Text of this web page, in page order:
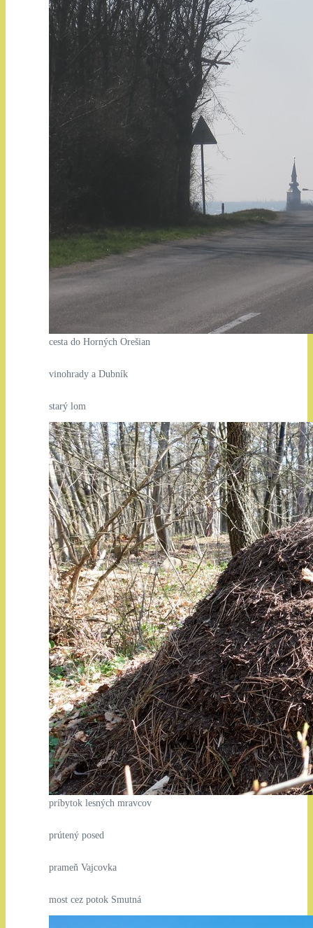
cesta do Horných Orešian
vinohrady a Dubník
starý lom
príbytok lesných mravcov
prútený posed
prameň Vajcovka
most cez potok Smutná